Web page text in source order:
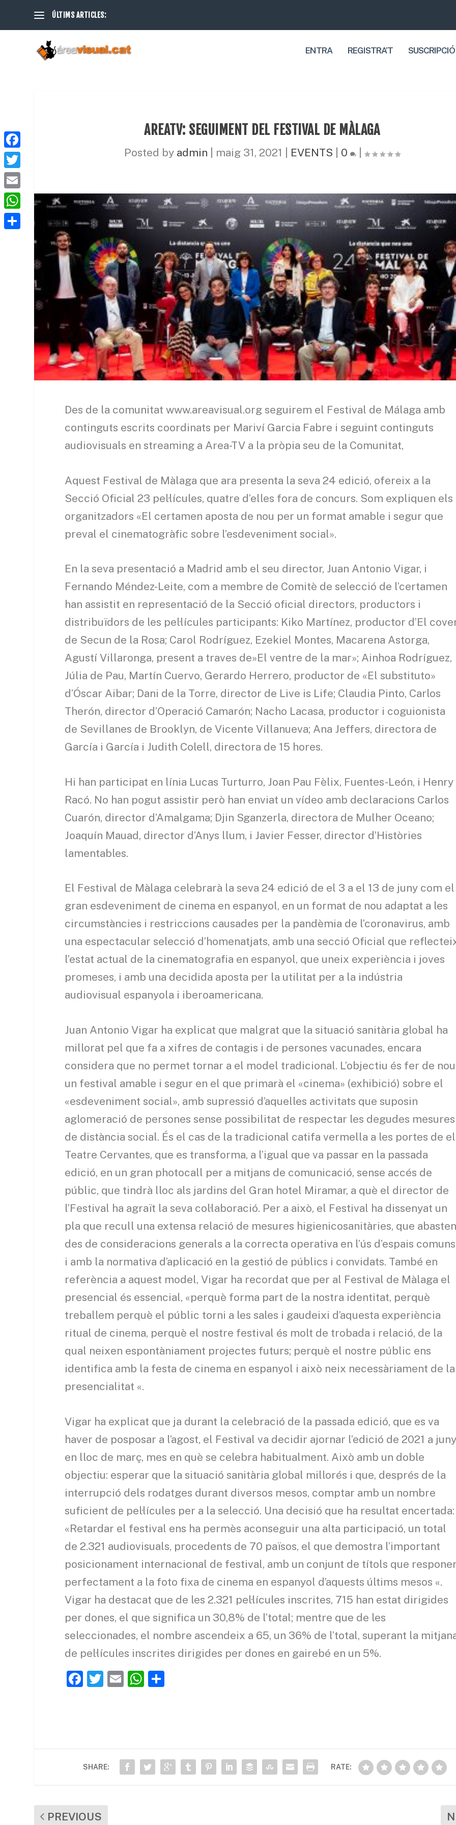
ÚLTIMS ARTICLES:
ENTRA REGISTRA’T
AREATV: SEGUIMENT DEL FESTIVAL DE MÀLAGA
Posted by admin maig 31, 2021 EVENTS 0 |
Des de la comunitat www.areavisual.org seguirem el Festival de Málaga amb
continguts escrits coordinats per Mariví Garcia Fabre i seguint continguts
audiovisuals en streaming a Area-TV a la pròpia seu de la Comunitat,
Aquest Festival de Màlaga que ara presenta la seva 24 edició, ofereix a la
Secció Oficial 23 pel·lícules, quatre d’elles fora de concurs. Som expliquen els
organitzadors «El certamen aposta de nou per un format amable i segur que
preval el cinematogràfic sobre l’esdeveniment social».
En la seva presentació a Madrid amb el seu director, Juan Antonio Vigar, i
Fernando Méndez-Leite, com a membre de Comitè de selecció de l’certamen
han assistit en representació de la Secció oficial directors, productors i
distribuïdors de les pel·lícules participants: Kiko Martínez, productor d’El
de Secun de la Rosa; Carol Rodríguez, Ezekiel Montes, Macarena Astorga,
Agustí Villaronga, present a traves de»El ventre de la mar»; Ainhoa ​​Rodríguez,
Júlia de Pau, Martín Cuervo, Gerardo Herrero, productor de «El substituto»
d’Óscar Aibar; Dani de la Torre, director de Live is Life; Claudia Pinto, Carlos
Therón, director d’Operació Camarón; Nacho Lacasa, productor i coguionista
de Sevillanes de Brooklyn, de Vicente Villanueva; Ana Jeffers, directora de
García i García i Judith Colell, directora de 15 hores.
Hi han participat en línia Lucas Turturro, Joan Pau Fèlix, Fuentes-León, i Henry
Racó. No han pogut assistir però han enviat un vídeo amb declaracions Carlos
Cuarón, director d’Amalgama; Djin Sganzerla, directora de Mulher Oceano;
Joaquín Mauad, director d’Anys llum, i Javier Fesser, director d’Històries
lamentables.
El Festival de Màlaga celebrarà la seva 24 edició de el 3 a el 13 de juny com el
gran esdeveniment de cinema en espanyol, en un format de nou adaptat a les
circumstàncies i restriccions causades per la pandèmia de l’coronavirus, amb
una espectacular selecció d’homenatjats, amb una secció Oficial que
l’estat actual de la cinematografia en espanyol, que uneix experiència i joves
promeses, i amb una decidida aposta per la utilitat per a la indústria
audiovisual espanyola i iberoamericana.
Juan Antonio Vigar ha explicat que malgrat que la situació sanitària global ha
millorat pel que fa a xifres de contagis i de persones vacunades, encara
considera que no permet tornar a el model tradicional. L’objectiu és fer de nou
un festival amable i segur en el que primarà el «cinema» (exhibició) sobre el
«esdeveniment social», amb supressió d’aquelles activitats que suposin
aglomeració de persones sense possibilitat de respectar les degudes mesures
de distància social. És el cas de la tradicional catifa vermella a les portes de el
Teatre Cervantes, que es transforma, a l’igual que va passar en la passada
edició, en un gran photocall per a mitjans de comunicació, sense accés de
públic, que tindrà lloc als jardins del Gran hotel Miramar, a què el director de
l’Festival ha agraït la seva col·laboració. Per a això, el Festival ha dissenyat un
pla que recull una extensa relació de mesures higienicosanitàries, que
des de consideracions generals a la correcta operativa en l’ús d’espais comuns
i amb la normativa d’aplicació en la gestió de públics i convidats. També en
referència a aquest model, Vigar ha recordat que per al Festival de Màlaga el
presencial és essencial, «perquè forma part de la nostra identitat, perquè
treballem perquè el públic torni a les sales i gaudeixi d’aquesta experiència
ritual de cinema, perquè el nostre festival és molt de trobada i relació, de la
qual neixen espontàniament projectes futurs; perquè el nostre públic ens
identifica amb la festa de cinema en espanyol i això neix necessàriament de la
presencialitat «.
Vigar ha explicat que ja durant la celebració de la passada edició, que es va
haver de posposar a l’agost, el Festival va decidir ajornar l’edició de 2021 a
en lloc de març, mes en què se celebra habitualment. Això amb un doble
objectiu: esperar que la situació sanitària global millorés i que, després de la
interrupció dels rodatges durant diversos mesos, comptar amb un nombre
suficient de pel·lícules per a la selecció. Una decisió que ha resultat encertada:
«Retardar el festival ens ha permès aconseguir una alta participació, un total
de 2.321 audiovisuals, procedents de 70 països, el que demostra l’important
posicionament internacional de festival, amb un conjunt de títols que
perfectament a la foto fixa de cinema en espanyol d’aquests últims mesos «.
Vigar ha destacat que de les 2.321 pel·lícules inscrites, 715 han estat dirigides
per dones, el que significa un 30,8% de l’total; mentre que de les
seleccionades, el nombre ascendeix a 65, un 36% de l’total, superant la
de pel·lícules inscrites dirigides per dones en gairebé en un 5%.
F
b
o
T
E
W
A
p
p
ar
te
ix
SHARE: RATE:
PREVIOUS
F
a
c
e
b
T
w
i
t
E
m
a
W
h